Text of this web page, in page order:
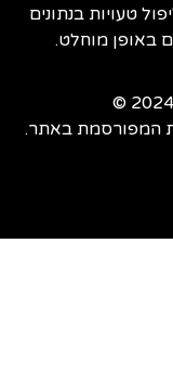
טעויות בנתונים
באופן מוחלט.
המפורסמת באתר.